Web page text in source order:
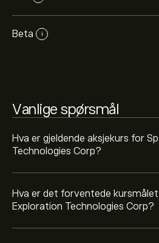
Beta i
Vanlige spørsmål
Hva er gjeldende aksjekurs for
Technologies Corp?
Hva er det forventede
Exploration Technologies Corp?
Technologies Corp basert på
finansielle rapporter og forventet
nyeste forventningene for